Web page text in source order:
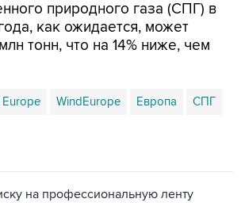
природного газа (СПГ) в
как ожидается, может
тонн, что на 14% ниже, чем
Europe WindEurope Европа СПГ
на профессиональную ленту